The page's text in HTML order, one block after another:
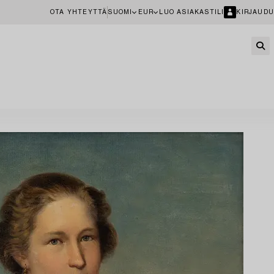
OTA YHTEYTTÄ SUOMI EUR LUO ASIAKASTILI KIRJAUDU